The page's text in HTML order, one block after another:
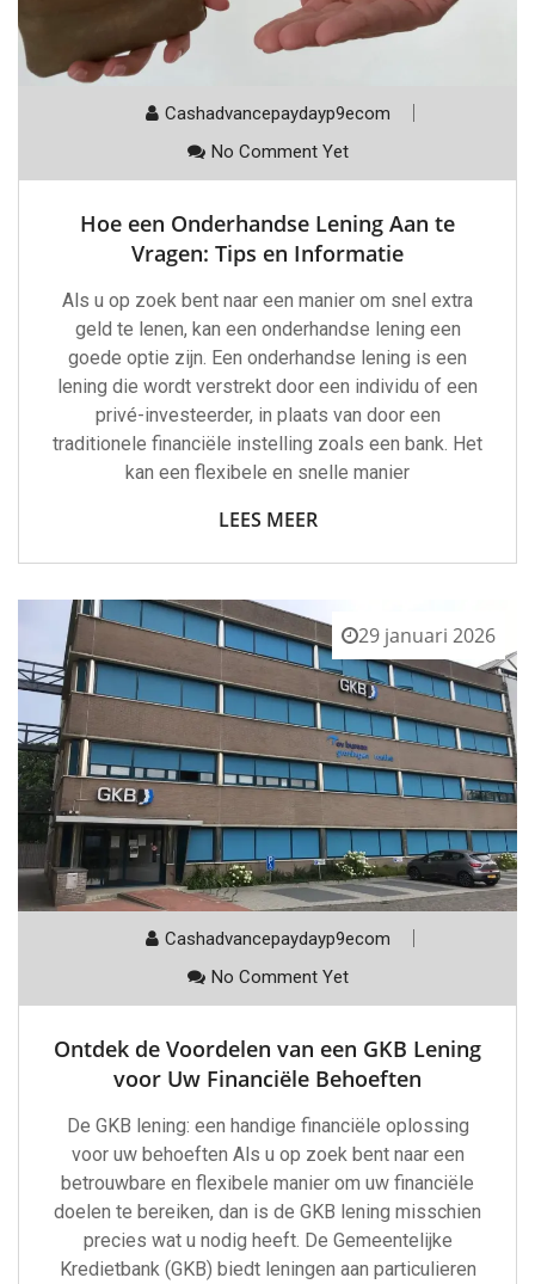
Cashadvancepaydayp9ecom
No Comment Yet
Hoe een Onderhandse Lening Aan te
Vragen: Tips en Informatie
Als u op zoek bent naar een manier om snel extra
geld te lenen, kan een onderhandse lening een
goede optie zijn. Een onderhandse lening is een
lening die wordt verstrekt door een individu of een
privé-investeerder, in plaats van door een
traditionele financiële instelling zoals een bank. Het
kan een flexibele en snelle manier
LEES MEER
29 januari 2026
Cashadvancepaydayp9ecom
No Comment Yet
Ontdek de Voordelen van een GKB Lening
voor Uw Financiële Behoeften
De GKB lening: een handige financiële oplossing
voor uw behoeften Als u op zoek bent naar een
betrouwbare en flexibele manier om uw financiële
doelen te bereiken, dan is de GKB lening misschien
precies wat u nodig heeft. De Gemeentelijke
Kredietbank (GKB) biedt leningen aan particulieren